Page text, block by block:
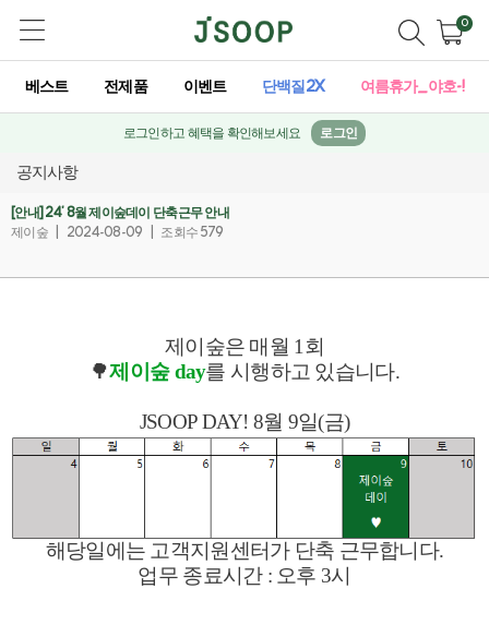
0
베스트 전제품 이벤트 단백질2X 여름휴가_야호-!
로그인하고 혜택을 확인해보세요 로그인
공지사항
[안내] 24' 8월 제이숲데이 단축근무 안내
제이숲
2024-08-09 조회수 579
제이숲은 매월 1회
🌳제이숲 day를 시행하고 있습니다.
JSOOP DAY! 8월 9일(금)
해당일에는 고객지원센터가 단축 근무합니다.
업무 종료시간 : 오후 3시